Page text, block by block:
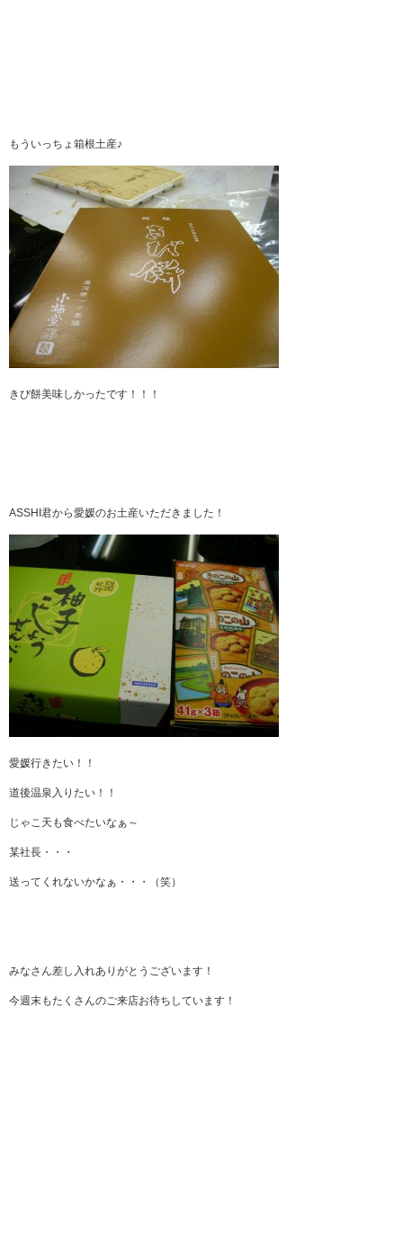
もういっちょ箱根土産♪
きび餅美味しかったです！！！
ASSHI君から愛媛のお土産いただきました！
愛媛行きたい！！
道後温泉入りたい！！
じゃこ天も食べたいなぁ～
某社長・・・
送ってくれないかなぁ・・・（笑）
みなさん差し入れありがとうございます！
今週末もたくさんのご来店お待ちしています！